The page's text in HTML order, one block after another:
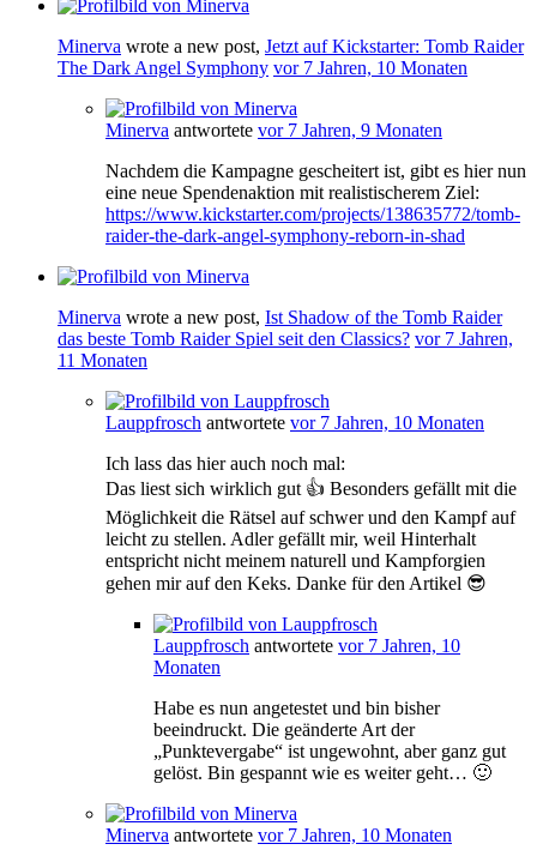
Minerva wrote a new post, Jetzt auf Kickstarter: Tomb Raider
The Dark Angel Symphony vor 7 Jahren, 10 Monaten
Minerva antwortete vor 7 Jahren, 9 Monaten
Nachdem die Kampagne gescheitert ist, gibt es hier nun
eine neue Spendenaktion mit realistischerem Ziel:
https://www.kickstarter.com/projects/138635772/tomb-
raider-the-dark-angel-symphony-reborn-in-shad
Minerva wrote a new post, Ist Shadow of the Tomb Raider
das beste Tomb Raider Spiel seit den Classics? vor 7 Jahren,
11 Monaten
Lauppfrosch antwortete vor 7 Jahren, 10 Monaten
Ich lass das hier auch noch mal:
Das liest sich wirklich gut 👍 Besonders gefällt mit die
Möglichkeit die Rätsel auf schwer und den Kampf auf
leicht zu stellen. Adler gefällt mir, weil Hinterhalt
entspricht nicht meinem naturell und Kampforgien
gehen mir auf den Keks. Danke für den Artikel 😎
Lauppfrosch antwortete vor 7 Jahren, 10
Monaten
Habe es nun angetestet und bin bisher
beeindruckt. Die geänderte Art der
„Punktevergabe“ ist ungewohnt, aber ganz gut
gelöst. Bin gespannt wie es weiter geht… 🙂
Minerva antwortete vor 7 Jahren, 10 Monaten